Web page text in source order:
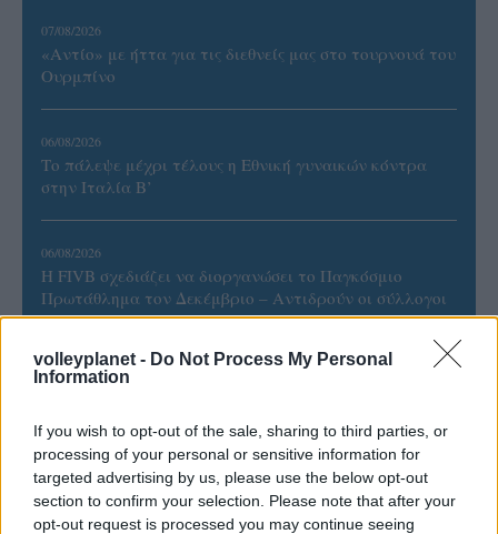
volleyplanet - Do Not Process My Personal
Information
If you wish to opt-out of the sale, sharing to third parties, or
processing of your personal or sensitive information for
targeted advertising by us, please use the below opt-out
section to confirm your selection. Please note that after your
opt-out request is processed you may continue seeing
07/08/2026
«Αντίο» με ήττα για τις διεθνείς μας στο τουρνουά του
Ουρμπίνο
06/08/2026
Το πάλεψε μέχρι τέλους η Εθνική γυναικών κόντρα
στην Ιταλία Β’
06/08/2026
Η FIVB σχεδιάζει να διοργανώσει το Παγκόσμιο
Πρωτάθλημα τον Δεκέμβριο – Αντιδρούν οι σύλλογοι
06/08/2026
Έτοιμη για… υψηλές πτήσεις η Μπενφίκα του Ψάρρα
05/08/2026
Ισόπαλο το πρωτο φιλικό τεστ της Εθνικής στο
Ουρμπίνο